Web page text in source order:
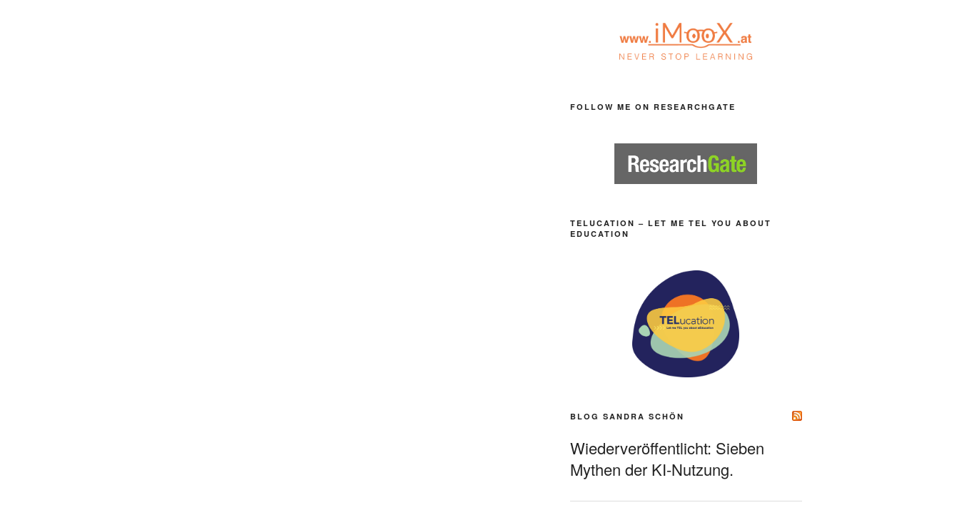
FOLLOW ME ON RESEARCHGATE
TELUCATION – LET ME TEL YOU ABOUT
EDUCATION
BLOG SANDRA SCHÖN
Wiederveröffentlicht: Sieben
Mythen der KI-Nutzung.